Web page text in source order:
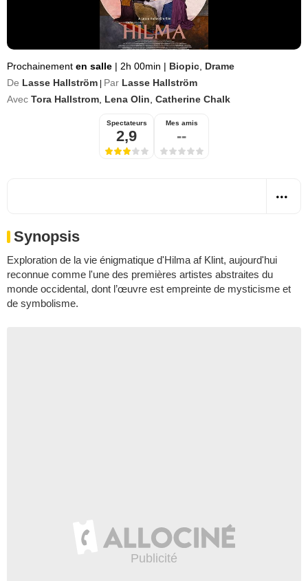
Prochainement en salle | 2h 00min | Biopic Drame
De Lasse Hallström Par Lasse Hallström
Avec Tora Hallstrom Lena Olin Catherine Chalk
Spectateurs
2,9
Mes amis
--
Synopsis
Exploration de la vie énigmatique d'Hilma af Klint, aujourd'hui
reconnue comme l'une des premières artistes abstraites du
monde occidental, dont l’œuvre est empreinte de mysticisme et
de symbolisme.